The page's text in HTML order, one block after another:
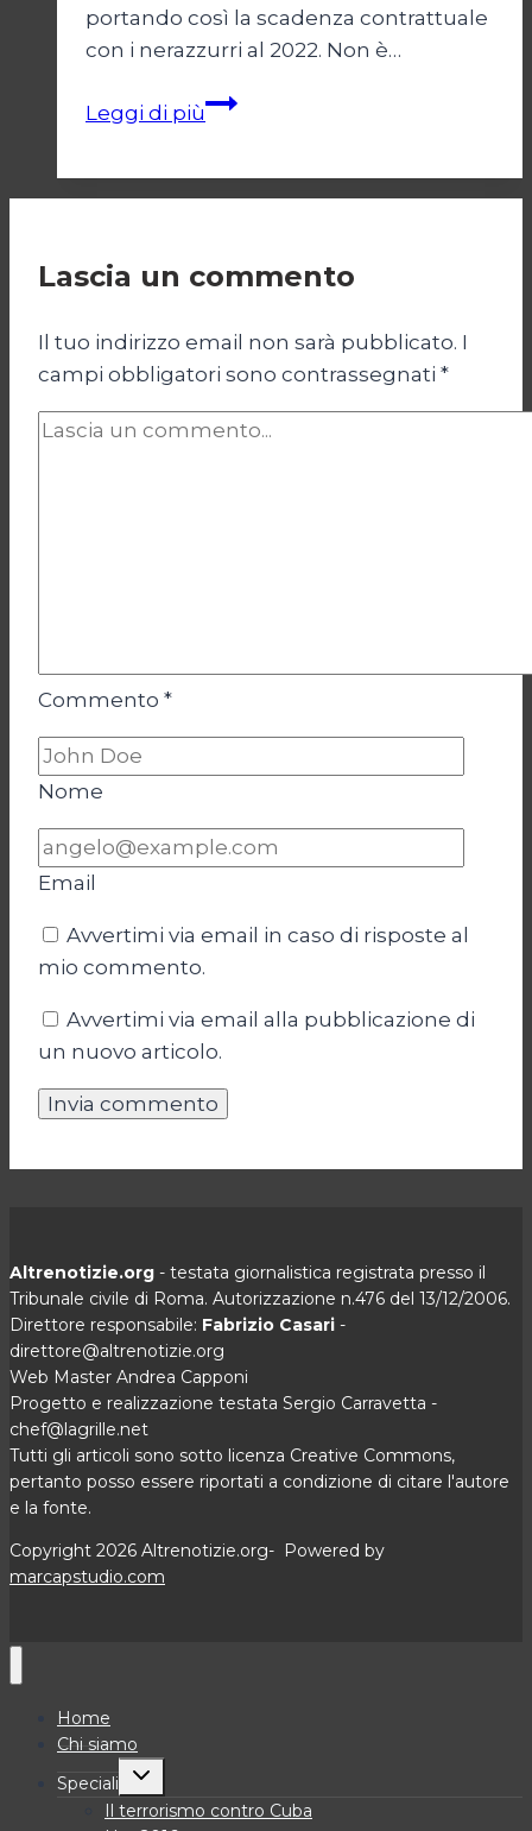
portando così la scadenza contrattuale
con i nerazzurri al 2022. Non è…
Leggi di piùIl
bottega
Lascia un commento
Il tuo indirizzo email non sarà pubblicato. I
campi obbligatori sono contrassegnati *
Commento *
Nome
Email
Avvertimi via email in caso di risposte al
mio commento.
Avvertimi via email alla pubblicazione di
un nuovo articolo.
Altrenotizie.org - testata giornalistica registrata presso il
Tribunale civile di Roma. Autorizzazione n.476 del 13/12/2006.
Direttore responsabile: Fabrizio Casari -
direttore@altrenotizie.org
Web Master Andrea Capponi
Progetto e realizzazione testata Sergio Carravetta -
chef@lagrille.net
Tutti gli articoli sono sotto licenza Creative Commons,
pertanto posso essere riportati a condizione di citare l'autore
e la fonte.
Copyright 2026 Altrenotizie.org- Powered by
marcapstudio.com
Home
Chi siamo
Speciali
Alterna
menu
figlio
Il terrorismo contro Cuba